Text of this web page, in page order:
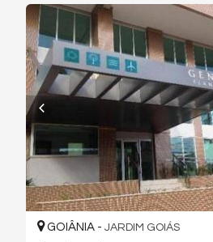
GOIÂNIA - JARDIM GOIÁS